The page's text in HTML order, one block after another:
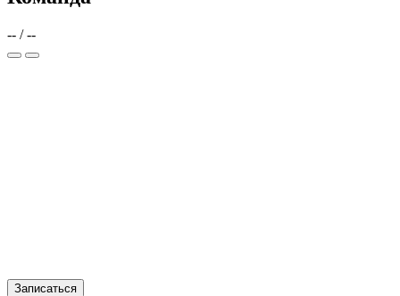
-- / --
Записаться